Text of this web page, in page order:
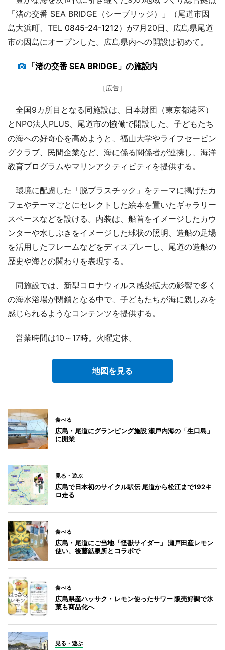
「渚の交番 SEA BRIDGE（シーブリッジ）」（尾道市因
島大浜町、TEL 0845-24-1212）が7月20日、広島県尾道
市の因島にオープンした。広島県内への開設は初めて。
「渚の交番 SEA BRIDGE」の施設内
［広告］
全国9カ所目となる同施設は、日本財団（東京都港区）
とNPO法人PLUS、尾道市の協働で開設した。子どもたち
の海への好奇心を高めようと、福山大学やライフセービン
グクラブ、民間企業など、海に係る関係者が連携し、海洋
教育プログラムやマリンアクティビティを提供する。
環境に配慮した「脱プラスチック」をテーマに掲げたカ
フェやテーマごとにセレクトした絵本を置いたギャラリー
スペースなどを設ける。内装は、船首をイメージしたカウ
ンターや水しぶきをイメージした球状の照明、造船の足場
を活用したフレームなどをディスプレーし、尾道の造船の
歴史や海との関わりを表現する。
同施設では、新型コロナウィルス感染拡大の影響で多く
の海水浴場が閉鎖となる中で、子どもたちが海に親しみを
感じられるようなコンテンツを提供する。
営業時間は10～17時。火曜定休。
地図を見る
食べる
広島・尾道にグランピング施設 瀬戸内海の「生口島」
に開業
見る・遊ぶ
広島で日本初のサイクル駅伝 尾道から松江まで192キ
ロ走る
食べる
広島・尾道にご当地「怪獣サイダー」 瀬戸田産レモン
使い、後藤鉱泉所とコラボで
食べる
広島県産ハッサク・レモン使ったサワー 販売好調で氷
菓も商品化へ
見る・遊ぶ